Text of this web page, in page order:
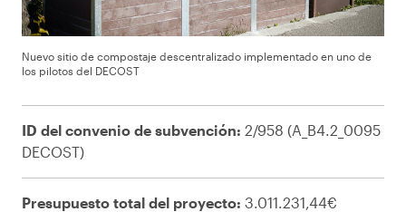
Nuevo sitio de compostaje descentralizado implementado en uno de
los pilotos del DECOST
ID del convenio de subvención: 2/958 (A_B4.2_0095
DECOST)
Presupuesto total del proyecto: 3.011.231,44€